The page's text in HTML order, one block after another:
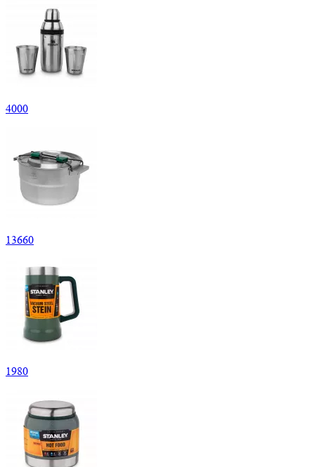
4000
13660
1980